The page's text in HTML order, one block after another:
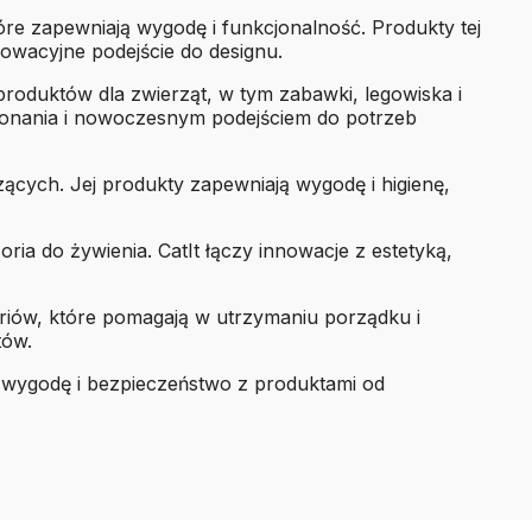
zapewniają wygodę i funkcjonalność. Produkty tej
podejście do designu.
dla zwierząt, w tym zabawki, legowiska i
i nowoczesnym podejściem do potrzeb
Jej produkty zapewniają wygodę i higienę,
do żywienia. CatIt łączy innowacje z estetyką,
które pomagają w utrzymaniu porządku i
i bezpieczeństwo z produktami od